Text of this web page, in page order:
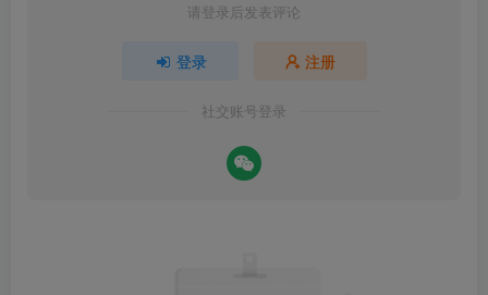
请登录后发表评论
登录 注册
社交账号登录